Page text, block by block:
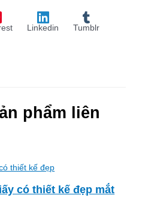
Linkedin
Tumblr
phẩm liên
có thiết kế đẹp mắt